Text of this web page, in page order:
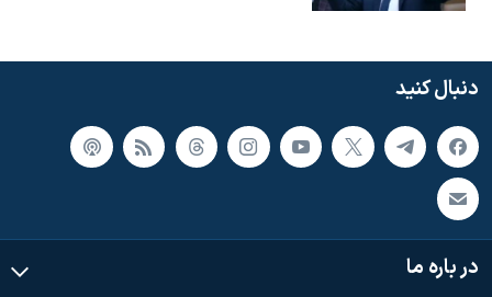
دنبال کنید
در باره ما